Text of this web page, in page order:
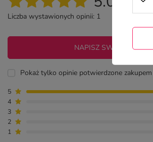
Liczba wystawionych opinii: 1
NAPISZ SWOJĄ OPINIĘ
Pokaż tylko opinie potwierdzone zakupem
5
4
3
2
1